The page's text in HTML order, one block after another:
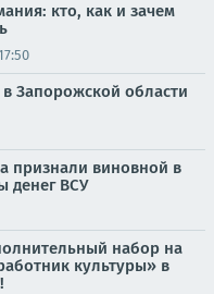
кто, как и зачем
Запорожской области
признали виновной в
денег ВСУ
набор на
культуры» в